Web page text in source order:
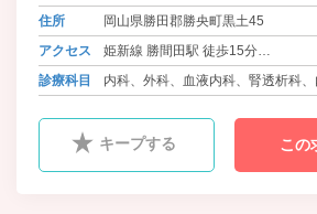
住所
岡山県勝田郡勝央町黒土45
アクセス
姫新線 勝間田駅 徒歩15分
バス 勝央町ふれあいバス さとう記
診療科目
内科、外科、血液内科、腎透析科、
キープする この